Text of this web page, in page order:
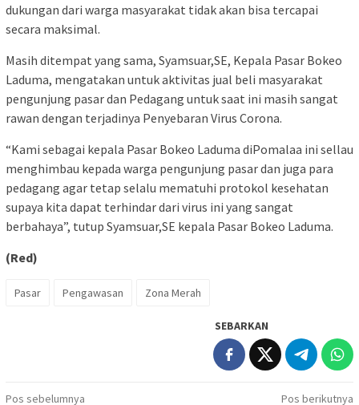
dukungan dari warga masyarakat tidak akan bisa tercapai
secara maksimal.
Masih ditempat yang sama, Syamsuar,SE, Kepala Pasar Bokeo
Laduma, mengatakan untuk aktivitas jual beli masyarakat
pengunjung pasar dan Pedagang untuk saat ini masih sangat
rawan dengan terjadinya Penyebaran Virus Corona.
“Kami sebagai kepala Pasar Bokeo Laduma diPomalaa ini sellau
menghimbau kepada warga pengunjung pasar dan juga para
pedagang agar tetap selalu mematuhi protokol kesehatan
supaya kita dapat terhindar dari virus ini yang sangat
berbahaya”, tutup Syamsuar,SE kepala Pasar Bokeo Laduma.
(Red)
Pasar Pengawasan Zona Merah
SEBARKAN
Pos sebelumnya Pos berikutnya